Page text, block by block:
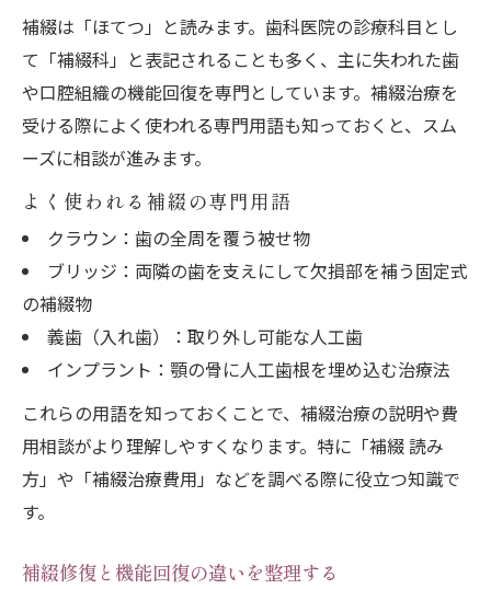
補綴は「ほてつ」と読みます。歯科医院の診療科目とし
て「補綴科」と表記されることも多く、主に失われた歯
や口腔組織の機能回復を専門としています。補綴治療を
受ける際によく使われる専門用語も知っておくと、スム
ーズに相談が進みます。
よく使われる補綴の専門用語
クラウン：歯の全周を覆う被せ物
ブリッジ：両隣の歯を支えにして欠損部を補う固定式
の補綴物
義歯（入れ歯）：取り外し可能な人工歯
インプラント：顎の骨に人工歯根を埋め込む治療法
これらの用語を知っておくことで、補綴治療の説明や費
用相談がより理解しやすくなります。特に「補綴 読み
方」や「補綴治療費用」などを調べる際に役立つ知識で
す。
補綴修復と機能回復の違いを整理する